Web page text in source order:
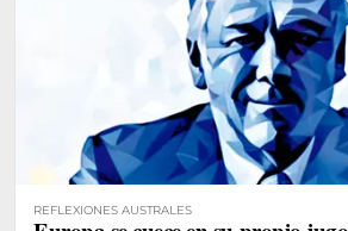
REFLEXIONES AUSTRALES